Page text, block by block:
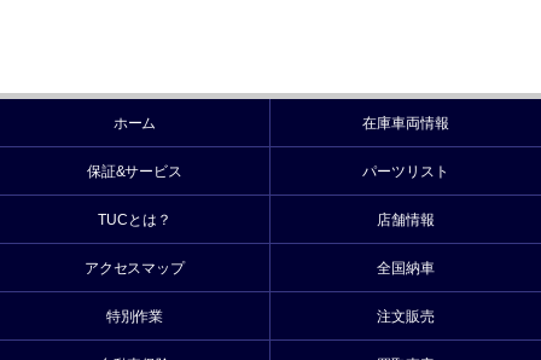
ホーム 在庫車両情報
保証&サービス パーツリスト
TUCとは？ 店舗情報
アクセスマップ 全国納車
特別作業 注文販売